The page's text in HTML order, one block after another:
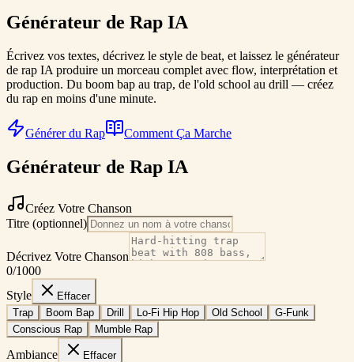
Générateur de Rap IA
Écrivez vos textes, décrivez le style de beat, et laissez le générateur
de rap IA produire un morceau complet avec flow, interprétation et
production. Du boom bap au trap, de l'old school au drill — créez
du rap en moins d'une minute.
Générer du Rap Comment Ça Marche
Générateur de Rap IA
Créez Votre Chanson
Titre (optionnel)
Décrivez Votre Chanson
0/1000
Style
Effacer
Trap
Boom Bap Drill Lo-Fi Hip Hop Old School
G-Funk
Conscious Rap
Mumble Rap
Ambiance
Effacer